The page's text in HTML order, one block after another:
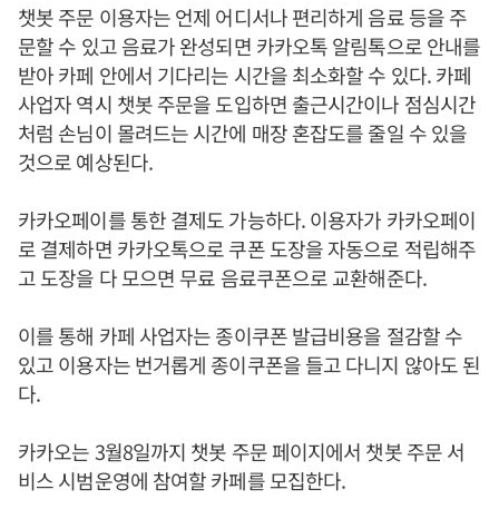
챗봇 주문 이용자는 언제 어디서나 편리하게 음료 등을 주
문할 수 있고 음료가 완성되면 카카오톡 알림톡으로 안내를
받아 카페 안에서 기다리는 시간을 최소화할 수 있다. 카페
사업자 역시 챗봇 주문을 도입하면 출근시간이나 점심시간
처럼 손님이 몰려드는 시간에 매장 혼잡도를 줄일 수 있을
것으로 예상된다.
카카오페이를 통한 결제도 가능하다. 이용자가 카카오페이
로 결제하면 카카오톡으로 쿠폰 도장을 자동으로 적립해주
고 도장을 다 모으면 무료 음료쿠폰으로 교환해준다.
이를 통해 카페 사업자는 종이쿠폰 발급비용을 절감할 수
있고 이용자는 번거롭게 종이쿠폰을 들고 다니지 않아도 된
다.
카카오는 3월8일까지 챗봇 주문 페이지에서 챗봇 주문 서
비스 시범운영에 참여할 카페를 모집한다.